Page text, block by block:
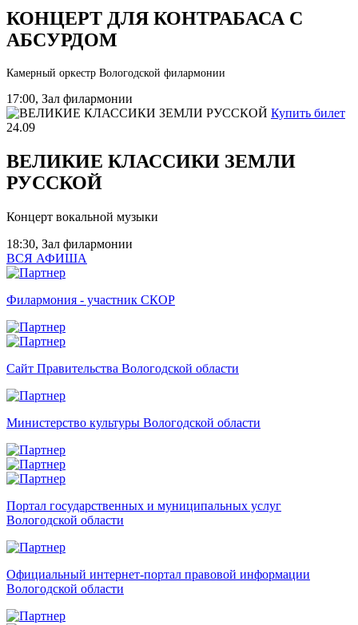
КОНЦЕРТ ДЛЯ КОНТРАБАСА С
АБСУРДОМ
Камерный оркестр Вологодской филармонии
17:00, Зал филармонии
Купить билет
24.09
ВЕЛИКИЕ КЛАССИКИ ЗЕМЛИ
РУССКОЙ
Концерт вокальной музыки
18:30, Зал филармонии
ВСЯ АФИША
Филармония - участник СКОР
Сайт Правительства Вологодской области
Министерство культуры Вологодской области
Портал государственных и муниципальных услуг
Вологодской области
Официальный интернет-портал правовой информации
Вологодской области